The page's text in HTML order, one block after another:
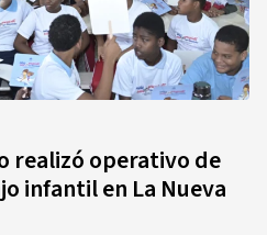
realizó operativo de
infantil en La Nueva